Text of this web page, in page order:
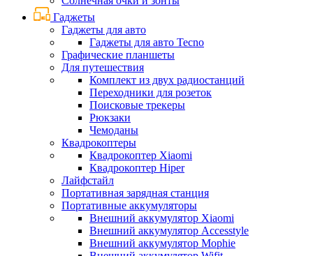
Гаджеты
Гаджеты для авто
Гаджеты для авто Tecno
Графические планшеты
Для путешествия
Комплект из двух радиостанций
Переходники для розеток
Поисковые трекеры
Рюкзаки
Чемоданы
Квадрокоптеры
Квадрокоптер Xiaomi
Квадрокоптер Hiper
Лайфстайл
Портативная зарядная станция
Портативные аккумуляторы
Внешний аккумулятор Xiaomi
Внешний аккумулятор Accesstyle
Внешний аккумулятор Mophie